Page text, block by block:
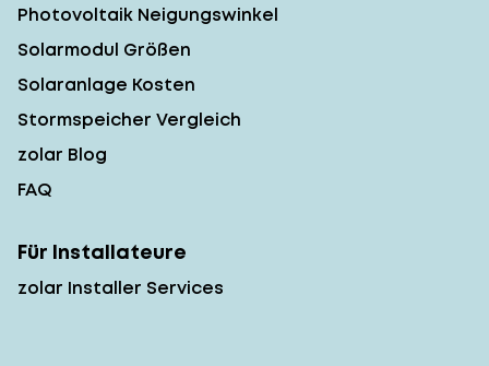
Photovoltaik Neigungswinkel
Solarmodul Größen
Solaranlage Kosten
Stormspeicher Vergleich
zolar Blog
FAQ
Für Installateure
zolar Installer Services